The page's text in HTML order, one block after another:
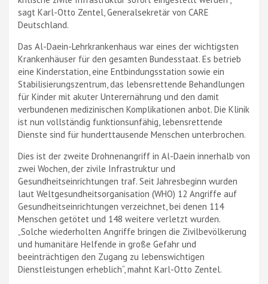
sagt Karl-Otto Zentel, Generalsekretär von CARE
Deutschland.
Das Al-Daein-Lehrkrankenhaus war eines der wichtigsten
Krankenhäuser für den gesamten Bundesstaat. Es betrieb
eine Kinderstation, eine Entbindungsstation sowie ein
Stabilisierungszentrum, das lebensrettende Behandlungen
für Kinder mit akuter Unterernährung und den damit
verbundenen medizinischen Komplikationen anbot. Die Klinik
ist nun vollständig funktionsunfähig, lebensrettende
Dienste sind für hunderttausende Menschen unterbrochen.
Dies ist der zweite Drohnenangriff in Al-Daein innerhalb von
zwei Wochen, der zivile Infrastruktur und
Gesundheitseinrichtungen traf. Seit Jahresbeginn wurden
laut Weltgesundheitsorganisation (WHO) 12 Angriffe auf
Gesundheitseinrichtungen verzeichnet, bei denen 114
Menschen getötet und 148 weitere verletzt wurden.
„Solche wiederholten Angriffe bringen die Zivilbevölkerung
und humanitäre Helfende in große Gefahr und
beeinträchtigen den Zugang zu lebenswichtigen
Dienstleistungen erheblich“, mahnt Karl-Otto Zentel.